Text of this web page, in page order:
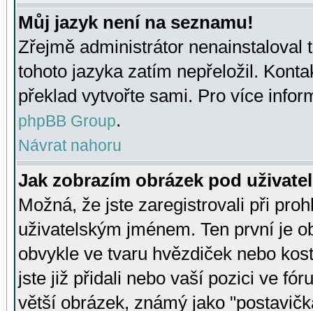
Můj jazyk není na seznamu!
Zřejmě administrátor nenainstaloval
tohoto jazyka zatím nepřeložil.
překlad vytvořte sami. Pro více
phpBB Group.
Návrat nahoru
Jak zobrazím obrázek pod
Možná, že jste zaregistrovali při
uživatelským jménem. Ten první je
obvykle ve tvaru hvězdiček nebo
jste již přidali nebo vaší pozici ve
větší obrázek, známý jako